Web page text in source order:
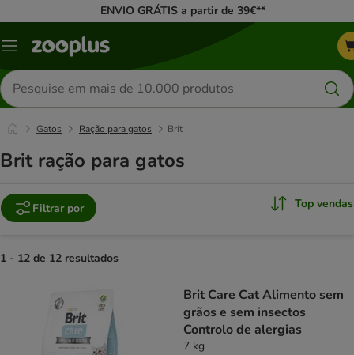
ENVIO GRÁTIS a partir de 39€**
Menu
Pesquisar
produtos
Gatos Ração para gatos Brit
Brit ração para gatos
Filtrar por Top vendas
1 - 12 de 12 resultados
Brit Care Cat Alimento sem
grãos e sem insectos
Controlo de alergias
7 kg